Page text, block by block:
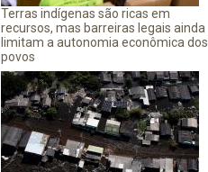
Terras indígenas são ricas em
recursos, mas barreiras legais ainda
limitam a autonomia econômica dos
povos